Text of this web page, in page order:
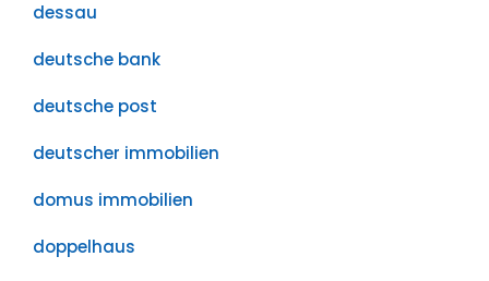
dessau
deutsche bank
deutsche post
deutscher immobilien
domus immobilien
doppelhaus